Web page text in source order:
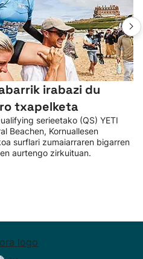
irabazi du
txapelketa
serieetako (QS) YETI
Beachen, Kornuallesen
surflari zumaiarraren bigarren
aurtengo zirkuituan.